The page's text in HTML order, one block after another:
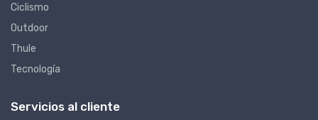
Ciclismo
Outdoor
Thule
Tecnología
Servicios al cliente